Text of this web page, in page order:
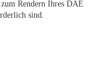
Rendern Ihres DAE
sind.